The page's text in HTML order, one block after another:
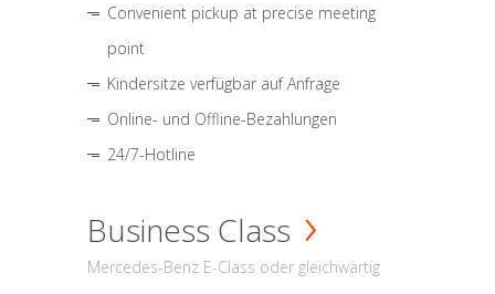
Convenient pickup at precise meeting
point
Kindersitze verfügbar auf Anfrage
Online- und Offline-Bezahlungen
24/7-Hotline
Business Class
Mercedes-Benz E-Class oder gleichwärtig